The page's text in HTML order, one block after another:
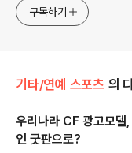
야~구독하기
기타/연예 스포츠 의
우리나라 CF 광고모델,
인 굿판으로?